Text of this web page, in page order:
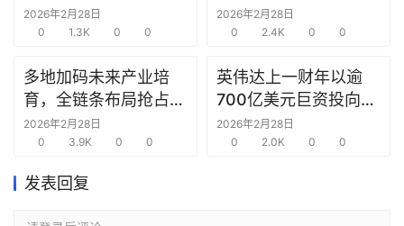
之
窗
链
2026年2月28日
0
1.3K 0 0
沫时期思科同样的“危
险境地”
2026年2月28日
0
2.4K 0 0
多地加码未来产业培
育，全链条布局抢占新
赛道先机
2026年2月28日
0
3.9K 0 0
英伟达上一财年以逾
700亿美元巨资投向合
作方，竭力巩固AI芯片
需求
2026年2月28日
0
2.0K 0 0
发表回复